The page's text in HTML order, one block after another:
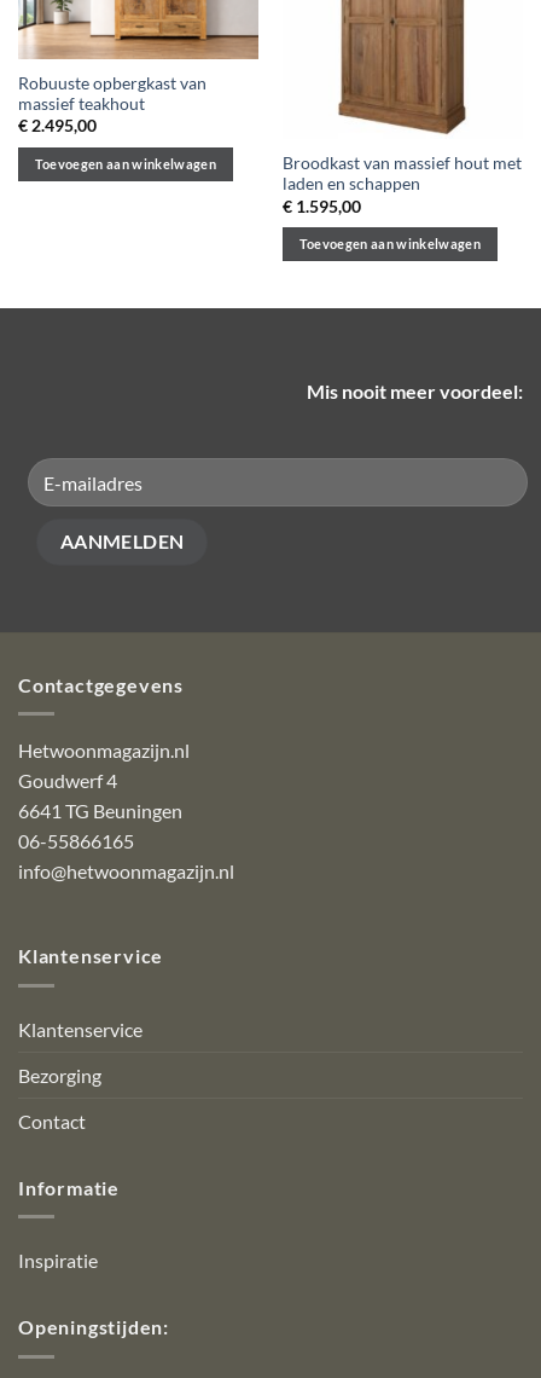
Robuuste opbergkast van
massief teakhout
€2.495,00
Toevoegen aan winkelwagen
Broodkast van massief hout met
laden en schappen
€1.595,00
Toevoegen aan winkelwagen
Mis nooit meer voordeel:
Contactgegevens
Hetwoonmagazijn.nl
Goudwerf 4
6641 TG Beuningen
06-55866165
info@hetwoonmagazijn.nl
Klantenservice
Klantenservice
Bezorging
Contact
Informatie
Inspiratie
Openingstijden: